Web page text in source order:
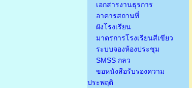
เอกสารงานธุรการ
อาคารสถานที่
ผังโรงเรียน
มาตรการโรงเรียนสีเขียว
ระบบจองห้องประชุม
SMSS กลว
ขอหนังสือรับรองความ
ประพฤติ